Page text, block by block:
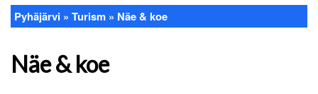
Länkstig
Pyhäjärvi Turism Näe & koe
Näe & koe